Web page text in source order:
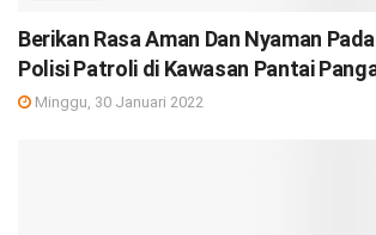
Berikan Rasa Aman Dan Nyaman
Polisi Patroli di Kawasan Pantai
Minggu, 30 Januari 2022